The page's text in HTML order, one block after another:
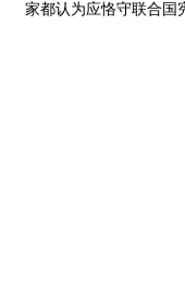
家都认为应恪守联合国